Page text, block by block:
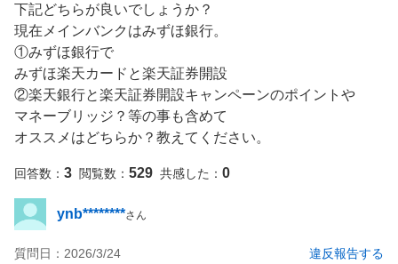
下記どちらが良いでしょうか？
現在メインバンクはみずほ銀行。
①みずほ銀行で
みずほ楽天カードと楽天証券開設
②楽天銀行と楽天証券開設キャンペーンのポイントや
マネーブリッジ？等の事も含めて
オススメはどちらか？教えてください。
回答数： 3 閲覧数： 529 共感した： 0
ynb********さん
質問日： 2026/3/24 違反報告する